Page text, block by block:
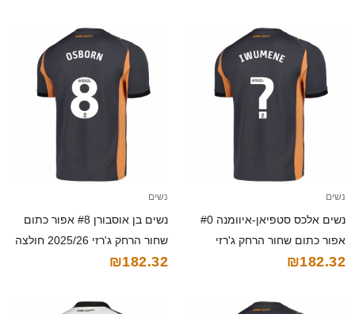
נשים
נשים אלכס סטפיאן-איוומנה #0
אפור כתום שחור הרחק ג'רזי
2025/26 חולצה קצרה
₪182.32
נשים
נשים בן אוסבורן #8 אפור כתום
שחור הרחק ג'רזי 2025/26 חולצה
קצרה
₪182.32